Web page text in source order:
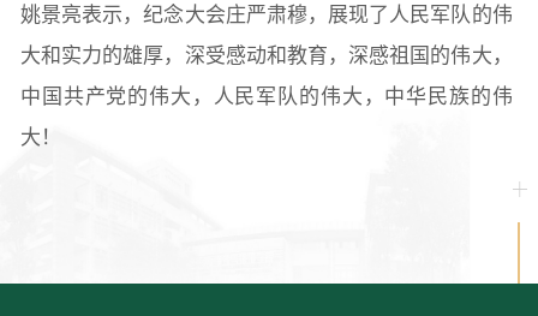
姚景亮表示，纪念大会庄严肃穆，展现了人民军队的伟
大和实力的雄厚，深受感动和教育，深感祖国的伟大，
中国共产党的伟大，人民军队的伟大，中华民族的伟
大！